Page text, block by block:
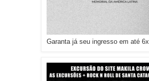
Garanta já seu ingresso em até 6x